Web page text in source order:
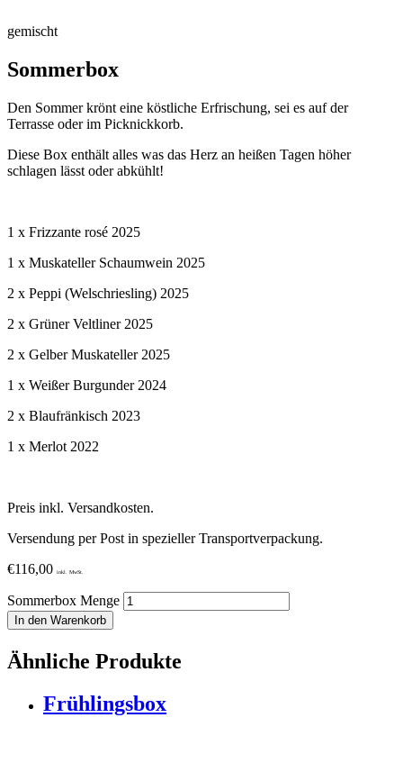
gemischt
Sommerbox
Den Sommer krönt eine köstliche Erfrischung, sei es auf der
Terrasse oder im Picknickkorb.
Diese Box enthält alles was das Herz an heißen Tagen höher
schlagen lässt oder abkühlt!
1 x Frizzante rosé 2025
1 x Muskateller Schaumwein 2025
2 x Peppi (Welschriesling) 2025
2 x Grüner Veltliner 2025
2 x Gelber Muskateller 2025
1 x Weißer Burgunder 2024
2 x Blaufränkisch 2023
1 x Merlot 2022
Preis inkl. Versandkosten.
Versendung per Post in spezieller Transportverpackung.
€116,00 inkl. MwSt.
Sommerbox Menge
In den Warenkorb
Ähnliche Produkte
Frühlingsbox